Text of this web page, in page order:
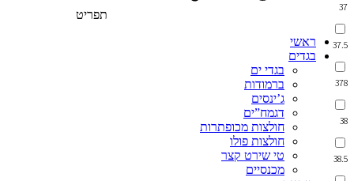
37
37.5
378
38
38.5
תפריט
ראשי
בגדים
בגדי ים
ברמודות
ג’ינסים
דגמח”ים
חולצות מכופתרות
חולצות פולו
טי שירט קצר
מכנסיים